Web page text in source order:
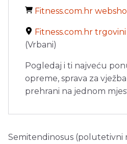
Fitness.com.hr
Fitness.com.hr
(Vrbani)
Pogledaj i ti najveću
opreme, sprava za
prehrani na jednom
Semitendinosus (polutetivni